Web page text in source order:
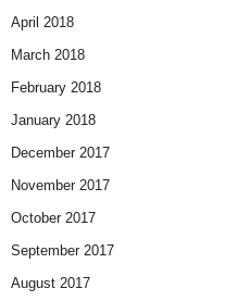
April 2018
March 2018
February 2018
January 2018
December 2017
November 2017
October 2017
September 2017
August 2017